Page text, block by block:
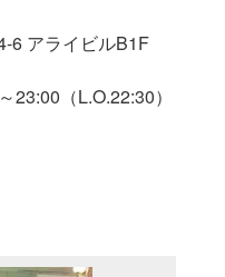
6 アライビルB1F
（L.O.22:30）